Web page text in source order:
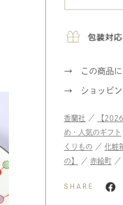
この商品
ショッピ
香蘭社 ／ 【
め・人気のギフト
くりもの ／ 化粧
の】
／ 赤絵町 ／
SHARE